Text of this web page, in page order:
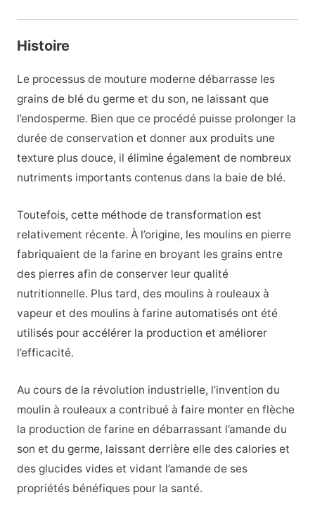
Histoire
Le processus de mouture moderne débarrasse les
grains de blé du germe et du son, ne laissant que
l’endosperme. Bien que ce procédé puisse prolonger la
durée de conservation et donner aux produits une
texture plus douce, il élimine également de nombreux
nutriments importants contenus dans la baie de blé.
Toutefois, cette méthode de transformation est
relativement récente. À l’origine, les moulins en pierre
fabriquaient de la farine en broyant les grains entre
des pierres afin de conserver leur qualité
nutritionnelle. Plus tard, des moulins à rouleaux à
vapeur et des moulins à farine automatisés ont été
utilisés pour accélérer la production et améliorer
l’efficacité.
Au cours de la révolution industrielle, l’invention du
moulin à rouleaux a contribué à faire monter en flèche
la production de farine en débarrassant l’amande du
son et du germe, laissant derrière elle des calories et
des glucides vides et vidant l’amande de ses
propriétés bénéfiques pour la santé.